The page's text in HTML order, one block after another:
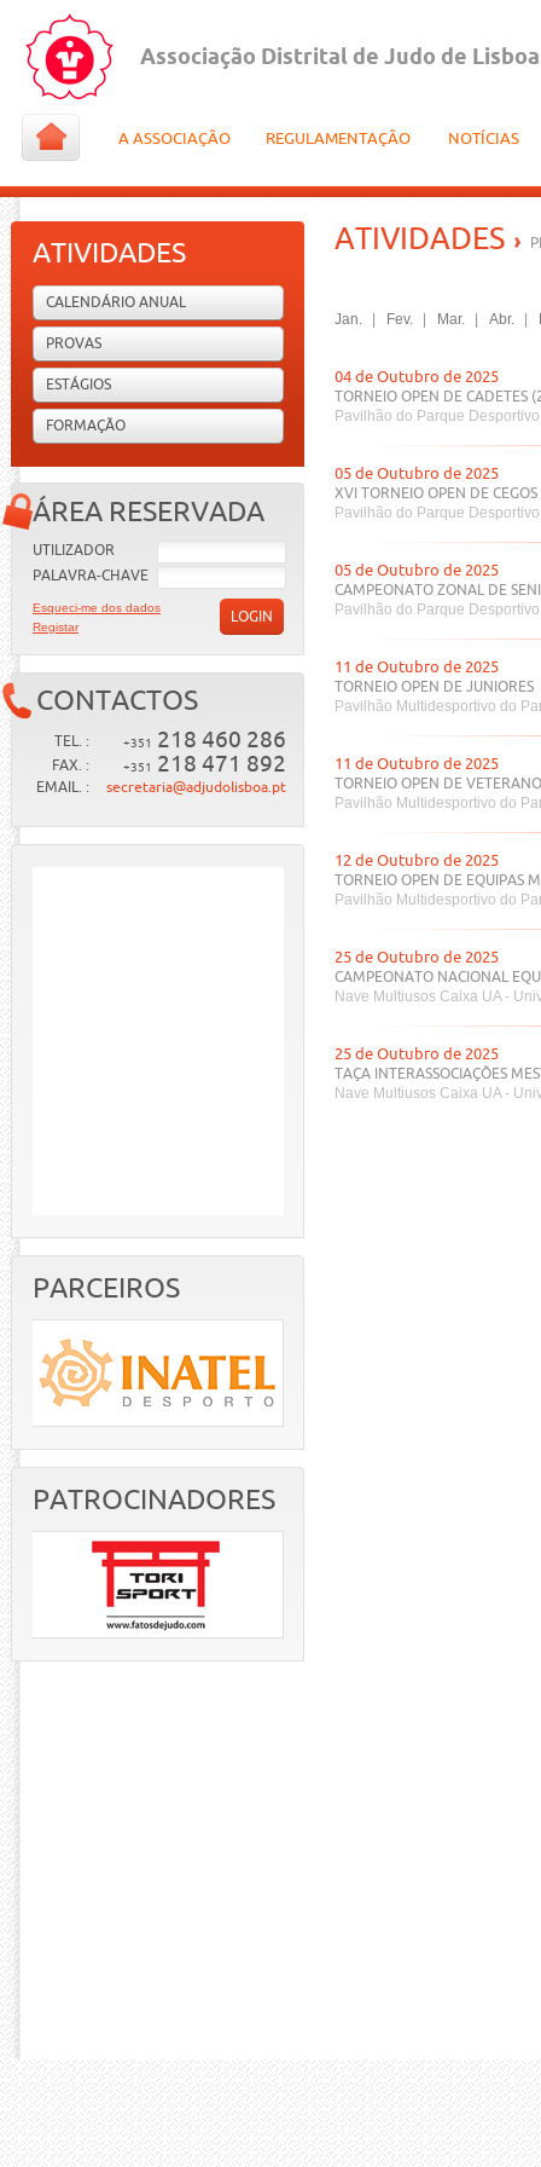
Associação Distrital de Judo de Lisboa
A ASSOCIAÇÃO REGULAMENTAÇÃO NOTÍCIAS
ATIVIDADES
CALENDÁRIO ANUAL
PROVAS
ESTÁGIOS
FORMAÇÃO
ÁREA RESERVADA
UTILIZADOR
PALAVRA-CHAVE
LOGIN
Esqueci-me dos dados
Registar
CONTACTOS
TEL. : +351 218 460 286
FAX. : +351 218 471 892
EMAIL. : secretaria@adjudolisboa.pt
PARCEIROS
PATROCINADORES
ATIVIDADES
Jan. Fev. Mar. Abr.
04 de Outubro de 2025
TORNEIO OPEN DE CADETES
Pavilhão do Parque
05 de Outubro de 2025
XVI TORNEIO OPEN DE
Pavilhão do Parque
05 de Outubro de 2025
CAMPEONATO ZONAL DE
Pavilhão do Parque
11 de Outubro de 2025
TORNEIO OPEN DE JUNIORES
Pavilhão Multidesportivo do
11 de Outubro de 2025
TORNEIO OPEN DE
Pavilhão Multidesportivo do
12 de Outubro de 2025
TORNEIO OPEN DE EQUIPAS
Pavilhão Multidesportivo do
25 de Outubro de 2025
CAMPEONATO NACIONAL
Nave Multiusos Caixa UA -
25 de Outubro de 2025
TAÇA INTERASSOCIAÇÕES
Nave Multiusos Caixa UA -